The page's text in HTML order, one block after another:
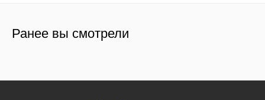
Ранее вы смотрели